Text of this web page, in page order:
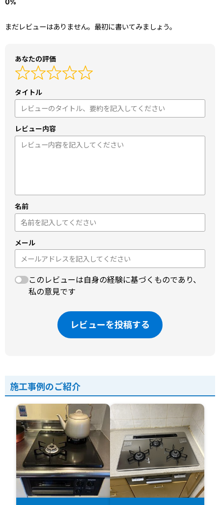
まだレビューはありません。最初に書いてみましょう。
あなたの評価
タイトル
レビュー内容
名前
メール
このレビューは自身の経験に基づくものであり、
私の意見です
レビューを投稿する
施工事例のご紹介